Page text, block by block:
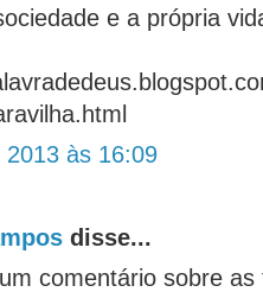
e a própria
às 16:09
disse...
comentário sobre